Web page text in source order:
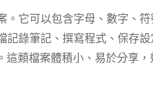
。它可以包含字母、數字、
記錄筆記、撰寫程式、保存
類檔案體積小、易於分享